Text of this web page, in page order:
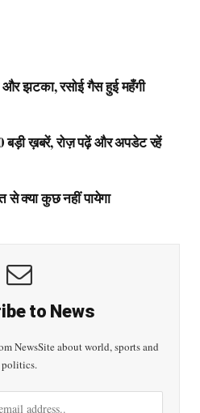
झटका, रसोई गैस हुई महँगी
बड़ी ख़बरें, रोज़ पढ़ें और अपडेट रहें
क्या कुछ नहीं पायेगा
to News
NewsSite about world, sports and
politics.